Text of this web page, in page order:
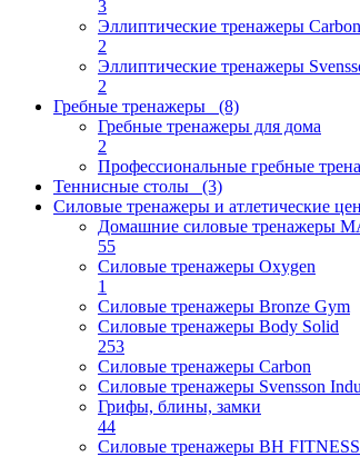
3
Эллиптические тренажеры Carbon
2
Эллиптические тренажеры
2
Гребные тренажеры (8)
Гребные тренажеры для дома
2
Профессиональные гребные
Теннисные столы (3)
Силовые тренажеры и атлетические
Домашние силовые тренажеры
55
Силовые тренажеры Oxygen
1
Силовые тренажеры Bronze Gym
Силовые тренажеры Body Solid
253
Силовые тренажеры Carbon
Силовые тренажеры Svensson
Грифы, блины, замки
44
Силовые тренажеры BH FITNESS